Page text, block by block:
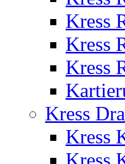
Kress
Kress
Kress
Kress
Kress